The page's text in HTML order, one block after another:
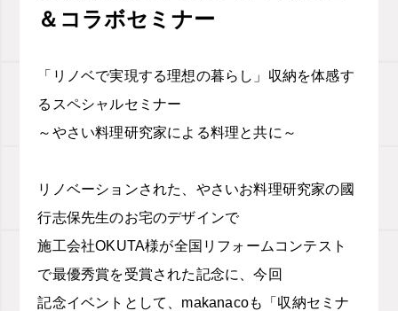
＆コラボセミナー
「リノベで実現する理想の暮らし」収納を体感す
るスペシャルセミナー
～やさい料理研究家による料理と共に～
リノベーションされた、やさいお料理研究家の國
行志保先生のお宅のデザインで
施工会社OKUTA様が全国リフォームコンテスト
で最優秀賞を受賞された記念に、今回
記念イベントとして、makanacoも「収納セミナ